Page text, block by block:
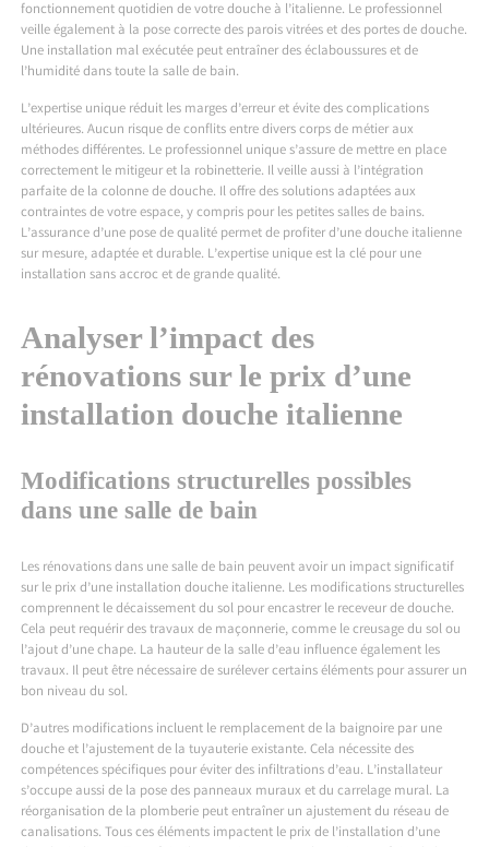
fonctionnement quotidien de votre douche à l’italienne. Le professionnel
veille également à la pose correcte des parois vitrées et des portes de douche.
Une installation mal exécutée peut entraîner des éclaboussures et de
l’humidité dans toute la salle de bain.
L’expertise unique réduit les marges d’erreur et évite des complications
ultérieures. Aucun risque de conflits entre divers corps de métier aux
méthodes différentes. Le professionnel unique s’assure de mettre en place
correctement le mitigeur et la robinetterie. Il veille aussi à l’intégration
parfaite de la colonne de douche. Il offre des solutions adaptées aux
contraintes de votre espace, y compris pour les petites salles de bains.
L’assurance d’une pose de qualité permet de profiter d’une douche italienne
sur mesure, adaptée et durable. L’expertise unique est la clé pour une
installation sans accroc et de grande qualité.
Analyser l’impact des
rénovations sur le prix d’une
installation douche italienne
Modifications structurelles possibles
dans une salle de bain
Les rénovations dans une salle de bain peuvent avoir un impact significatif
sur le prix d’une installation douche italienne. Les modifications structurelles
comprennent le décaissement du sol pour encastrer le receveur de douche.
Cela peut requérir des travaux de maçonnerie, comme le creusage du sol ou
l’ajout d’une chape. La hauteur de la salle d’eau influence également les
travaux. Il peut être nécessaire de surélever certains éléments pour assurer un
bon niveau du sol.
D’autres modifications incluent le remplacement de la baignoire par une
douche et l’ajustement de la tuyauterie existante. Cela nécessite des
compétences spécifiques pour éviter des infiltrations d’eau. L’installateur
s’occupe aussi de la pose des panneaux muraux et du carrelage mural. La
réorganisation de la plomberie peut entraîner un ajustement du réseau de
canalisations. Tous ces éléments impactent le prix de l’installation d’une